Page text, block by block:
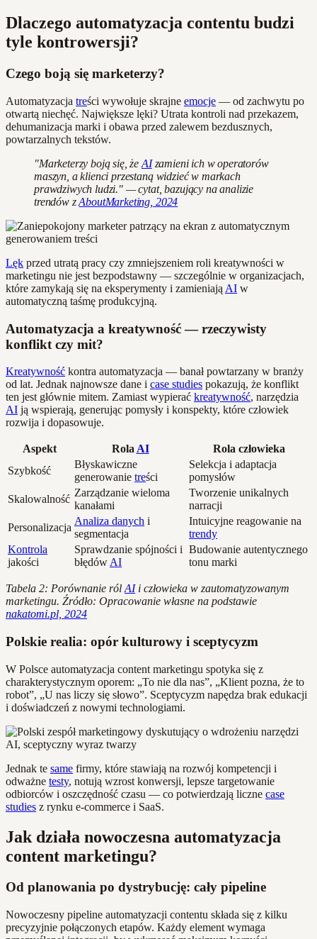
Dlaczego automatyzacja contentu budzi
tyle kontrowersji?
Czego boją się marketerzy?
Automatyzacja treści wywołuje skrajne emocje — od zachwytu po
otwartą niechęć. Największe lęki? Utrata kontroli nad przekazem,
dehumanizacja marki i obawa przed zalewem bezdusznych,
powtarzalnych tekstów.
"Marketerzy boją się, że AIzamieni ich w operatorów
maszyn, a klienci przestaną widzieć w markach
prawdziwych ludzi." — cytat, bazujący na analizie
trendów zAboutMarketing, 2024
Lęk przed utratą pracy czy zmniejszeniem roli kreatywności w
marketingu nie jest bezpodstawny — szczególnie w organizacjach,
które zamykają się na eksperymenty i zamieniają AI w
automatyczną taśmę produkcyjną.
Automatyzacja a kreatywność — rzeczywisty
konflikt czy mit?
Kreatywność kontra automatyzacja — banał powtarzany w branży
od lat. Jednak najnowsze dane i case studies pokazują, że konflikt
ten jest głównie mitem. Zamiast wypierać kreatywność, narzędzia
AI ją wspierają, generując pomysły i konspekty, które człowiek
rozwija i dopasowuje.
Aspekt Rola AI
Rola człowieka
Szybkość
Błyskawiczne
generowanie treści
Selekcja i adaptacja
pomysłów
Skalowalność
Zarządzanie wieloma
kanałami
Tworzenie unikalnych
narracji
Personalizacja
Analiza danych i
segmentacja
Intuicyjne reagowanie na
trendy
Kontrola
jakości
Sprawdzanie spójności i
błędów AI
Budowanie autentycznego
tonu marki
Tabela 2: Porównanie ról AIi człowieka w zautomatyzowanym
marketingu. Źródło: Opracowanie własne na podstawie
nakatomi.pl, 2024
Polskie realia: opór kulturowy i sceptycyzm
W Polsce automatyzacja content marketingu spotyka się z
charakterystycznym oporem: „To nie dla nas”, „Klient pozna, że to
robot”, „U nas liczy się słowo”. Sceptycyzm napędza brak edukacji
i doświadczeń z nowymi technologiami.
Jednak te same firmy, które stawiają na rozwój kompetencji i
odważne testy, notują wzrost konwersji, lepsze targetowanie
odbiorców i oszczędność czasu — co potwierdzają liczne case
studies z rynku e-commerce i SaaS.
Jak działa nowoczesna automatyzacja
content marketingu?
Od planowania po dystrybucję: cały pipeline
Nowoczesny pipeline automatyzacji contentu składa się z kilku
precyzyjnie połączonych etapów. Każdy element wymaga